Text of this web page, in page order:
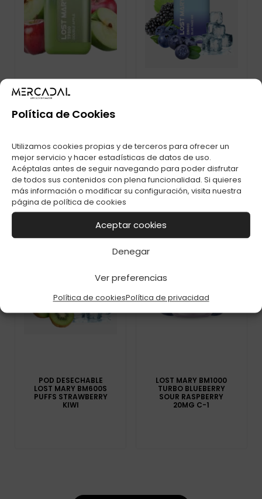
Política de Cookies
Utilizamos cookies propias y de terceros para ofrecer un
mejor servicio y hacer estadísticas de datos de uso.
Acéptalas antes de seguir navegando para poder disfrutar
de todos sus contenidos con plena funcionalidad. Si quieres
más información o modificar su configuración, visita nuestra
página de política de cookies
Aceptar cookies
Denegar
Ver preferencias
Política de cookiesPolítica de privacidad
POD DESECHABLE
LOST MARY BM600S
PUFFS STRAWBERRY
KIWI
LOST MARY BM1000
TURBO BLUEBERRY
SOUR RASPBERRY
20MG C-1